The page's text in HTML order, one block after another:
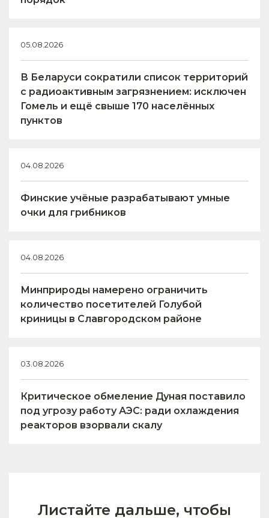
05.08.2026
В Беларуси сократили список территорий
с радиоактивным загрязнением: исключен
Гомель и ещё свыше 170 населённых
пунктов
04.08.2026
Финские учёные разрабатывают умные
очки для грибников
04.08.2026
Минприроды намерено ограничить
количество посетителей Голубой
криницы в Славгородском районе
03.08.2026
Критическое обмеление Дуная поставило
под угрозу работу АЭС: ради охлаждения
реакторов взорвали скалу
Листайте дальше, чтобы